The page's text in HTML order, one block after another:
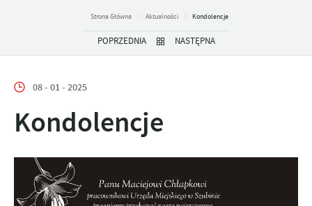
Strona Główna Aktualności Kondolencje
POPRZEDNIA NASTĘPNA
08 - 01 - 2025
Kondolencje